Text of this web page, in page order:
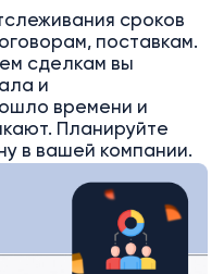
сроков
поставкам.
сделкам вы
и
времени и
Планируйте
в вашей компании.